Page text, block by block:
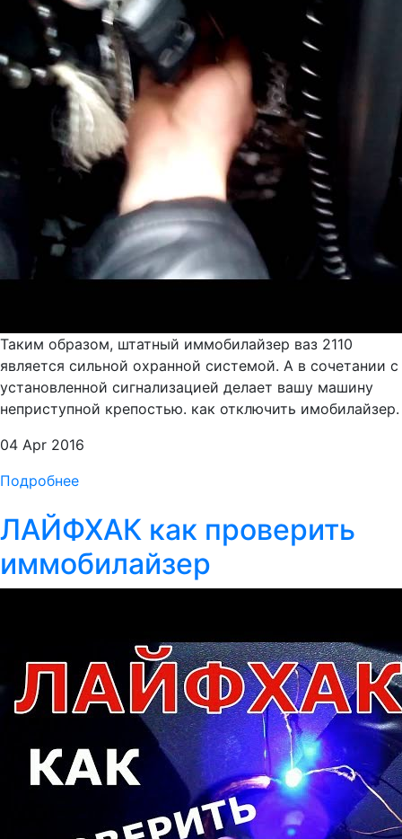
Таким образом, штатный иммобилайзер ваз 2110
является сильной охранной системой. А в сочетании с
установленной сигнализацией делает вашу машину
неприступной крепостью. как отключить имобилайзер.
04 Apr 2016
Подробнее
ЛАЙФХАК как проверить
иммобилайзер